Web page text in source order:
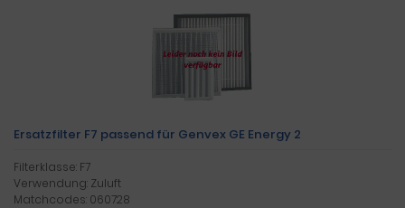
Ersatzfilter F7 passend für Genvex GE Energy 2
Filterklasse: F7
Verwendung: Zuluft
Matchcodes: 060728